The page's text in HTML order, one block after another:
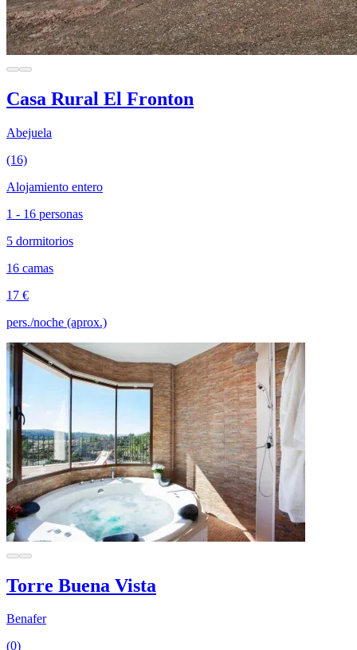
Casa Rural El Fronton
Abejuela
(16)
Alojamiento entero
1 - 16 personas
5 dormitorios
16 camas
17 €
pers./noche (aprox.)
Torre Buena Vista
Benafer
(0)